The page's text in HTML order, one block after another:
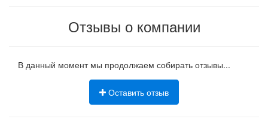
Отзывы о компании
В данный момент мы продолжаем собирать отзывы...
Оставить отзыв